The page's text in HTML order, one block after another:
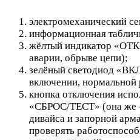
электромеханический
информационная
жёлтый индикатор
аварии, обрыве цепи);
зелёный светодиод
включении, нормальной
кнопка отключения
«СБРОС/ТЕСТ» (она же -
дивайса и запорной
проверять